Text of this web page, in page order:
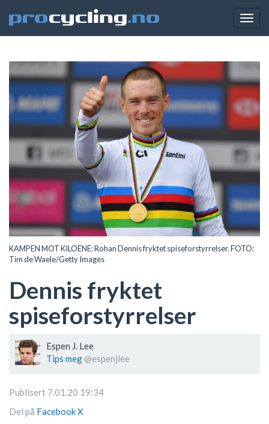
KAMPEN MOT KILOENE: Rohan Dennis fryktet spiseforstyrrelser. FOTO:
Tim de Waele/Getty Images
Dennis fryktet
spiseforstyrrelser
Espen J. Lee
Tips meg @espenjlee
Publisert 7.01.20 19:34
Del på FacebookX